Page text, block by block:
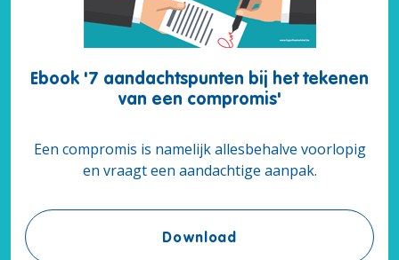
Ebook '7 aandachtspunten bij het tekenen
van een compromis'
Een compromis is namelijk allesbehalve voorlopig
en vraagt een aandachtige aanpak.
DownloadEbook '7